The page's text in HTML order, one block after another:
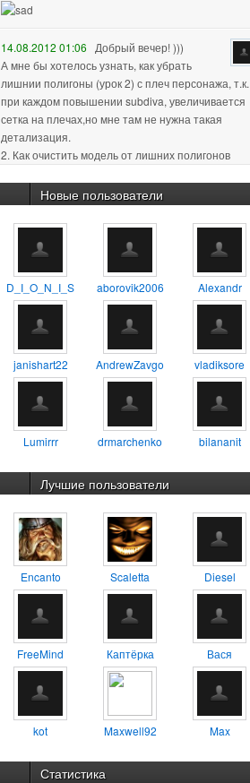
А мне бы хотелось узнать, как убрать
лишнии полигоны (урок 2) с плеч персонажа, т.к.
при каждом повышении subdiva, увеличивается
сетка на плечах,но мне там не нужна такая
детализация.
2. Как очистить модель от лишних полигонов
(оптимизация, по-моему так называется)
Заранее спасибо за ответ )
29.01.2012 23:38
Хороший урок, для
новичков будет самое то, один из первых
11.02.2014 17:56
А можно ли таким
способом делать 3D модель например
помещения?
11.02.2013 13:45
тень не в ту сторону. а
так айс.
Новые пользователи
D_I_O_N_I_S aborovik2006 Alexandr
janishart22 AndrewZavgo vladiksore
Lumirrr drmarchenko bilananit
Лучшие пользователи
Encanto Scaletta Diesel
FreeMind Каптёрка Вася
kot Maxwell92 Max
Статистика